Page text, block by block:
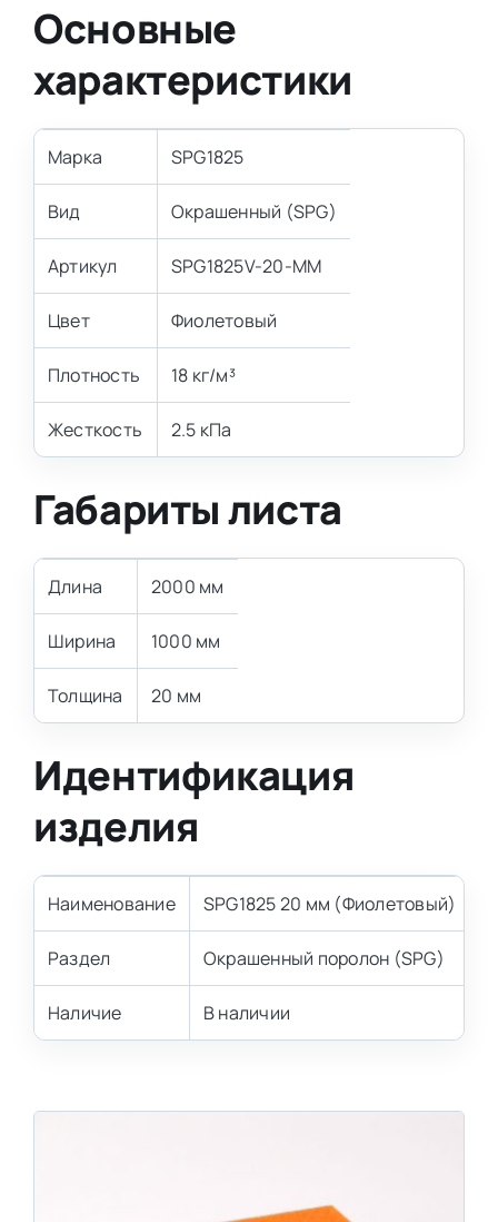
Основные
характеристики
Марка SPG1825
Вид Окрашенный (SPG)
Артикул SPG1825V-20-MM
Цвет Фиолетовый
Плотность 18 кг/м³
Жесткость 2.5 кПа
Габариты листа
Длина 2000 мм
Ширина 1000 мм
Толщина 20 мм
Идентификация
изделия
Наименование SPG1825 20 мм (Фиолетовый)
Раздел Окрашенный поролон (SPG)
Наличие В наличии